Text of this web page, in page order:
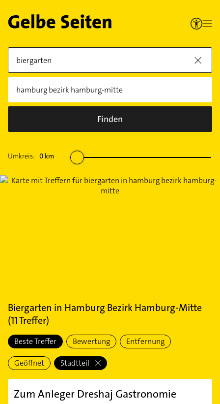
Finden
Umkreis: 0 km
Biergarten in Hamburg Bezirk Hamburg-Mitte
(11Treffer)
Beste Treffer Bewertung Entfernung
Geöffnet Stadtteil
Zum Anleger Dreshaj Gastronomie